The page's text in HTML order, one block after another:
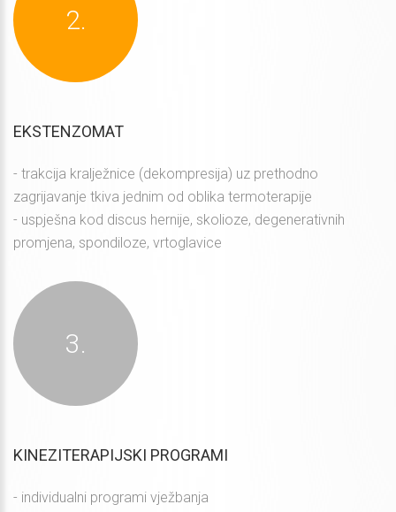
EKSTENZOMAT
- trakcija kralježnice (dekompresija) uz prethodno
zagrijavanje tkiva jednim od oblika termoterapije
- uspješna kod discus hernije, skolioze, degenerativnih
promjena, spondiloze, vrtoglavice
KINEZITERAPIJSKI PROGRAMI
- individualni programi vježbanja